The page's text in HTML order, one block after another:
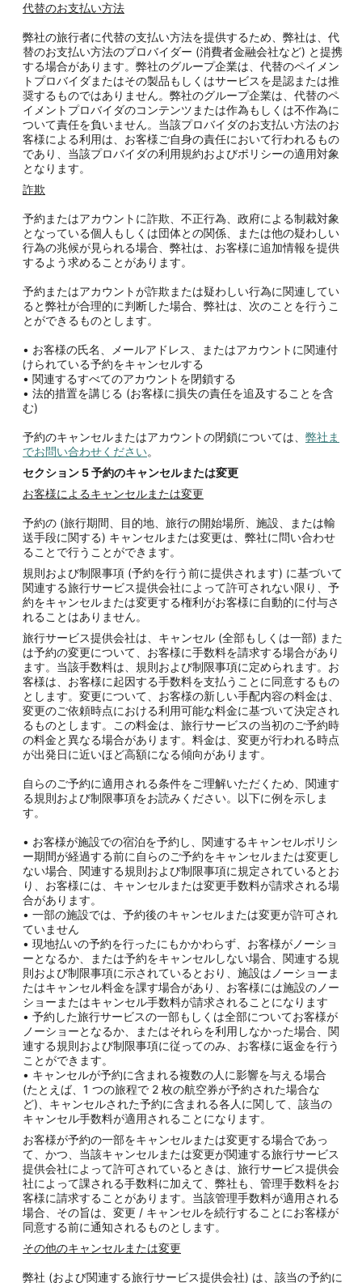
代替のお支払い方法
弊社の旅行者に代替の支払い方法を提供するため、弊社は、代
替のお支払い方法のプロバイダー (消費者金融会社など) と提携
する場合があります。弊社のグループ企業は、代替のペイメン
トプロバイダまたはその製品もしくはサービスを是認または推
奨するものではありません。弊社のグループ企業は、代替のペ
イメントプロバイダのコンテンツまたは作為もしくは不作為に
ついて責任を負いません。当該プロバイダのお支払い方法のお
客様による利用は、お客様ご自身の責任において行われるもの
であり、当該プロバイダの利用規約およびポリシーの適用対象
となります。
詐欺
予約またはアカウントに詐欺、不正行為、政府による制裁対象
となっている個人もしくは団体との関係、または他の疑わしい
行為の兆候が見られる場合、弊社は、お客様に追加情報を提供
するよう求めることがあります。
予約またはアカウントが詐欺または疑わしい行為に関連してい
ると弊社が合理的に判断した場合、弊社は、次のことを行うこ
とができるものとします。
• お客様の氏名、メールアドレス、またはアカウントに関連付
けられている予約をキャンセルする
• 関連するすべてのアカウントを閉鎖する
• 法的措置を講じる (お客様に損失の責任を追及することを含
む)
予約のキャンセルまたはアカウントの閉鎖については、 弊社ま
でお問い合わせください。
セクション 5予約のキャンセルまたは変更
お客様によるキャンセルまたは変更
予約の (旅行期間、目的地、旅行の開始場所、施設、または輸
送手段に関する) キャンセルまたは変更は、弊社に問い合わせ
ることで行うことができます。
規則および制限事項 (予約を行う前に提供されます) に基づいて
関連する旅行サービス提供会社によって許可されない限り、予
約をキャンセルまたは変更する権利がお客様に自動的に付与さ
れることはありません。
旅行サービス提供会社は、キャンセル (全部もしくは一部) また
は予約の変更について、お客様に手数料を請求する場合があり
ます。当該手数料は、規則および制限事項に定められます。お
客様は、お客様に起因する手数料を支払うことに同意するもの
とします。変更について、お客様の新しい手配内容の料金は、
変更のご依頼時点における利用可能な料金に基づいて決定され
るものとします。この料金は、旅行サービスの当初のご予約時
の料金と異なる場合があります。料金は、変更が行われる時点
が出発日に近いほど高額になる傾向があります。
自らのご予約に適用される条件をご理解いただくため、関連す
る規則および制限事項をお読みください。以下に例を示しま
す。
• お客様が施設での宿泊を予約し、関連するキャンセルポリシ
ー期間が経過する前に自らのご予約をキャンセルまたは変更し
ない場合、関連する規則および制限事項に規定されているとお
り、お客様には、キャンセルまたは変更手数料が請求される場
合があります。
• 一部の施設では、予約後のキャンセルまたは変更が許可され
ていません
• 現地払いの予約を行ったにもかかわらず、お客様がノーショ
ーとなるか、または予約をキャンセルしない場合、関連する規
則および制限事項に示されているとおり、施設はノーショーま
たはキャンセル料金を課す場合があり、お客様には施設のノー
ショーまたはキャンセル手数料が請求されることになります
• 予約した旅行サービスの一部もしくは全部についてお客様が
ノーショーとなるか、またはそれらを利用しなかった場合、関
連する規則および制限事項に従ってのみ、お客様に返金を行う
ことができます。
• キャンセルが予約に含まれる複数の人に影響を与える場合
(たとえば、1 つの旅程で 2 枚の航空券が予約された場合な
ど)、キャンセルされた予約に含まれる各人に関して、該当の
キャンセル手数料が適用されることになります。
お客様が予約の一部をキャンセルまたは変更する場合であっ
て、かつ、当該キャンセルまたは変更が関連する旅行サービス
提供会社によって許可されているときは、旅行サービス提供会
社によって課される手数料に加えて、弊社も、管理手数料をお
客様に請求することがあります。当該管理手数料が適用される
場合、その旨は、変更 / キャンセルを続行することにお客様が
同意する前に通知されるものとします。
その他のキャンセルまたは変更
弊社 (および関連する旅行サービス提供会社) は、該当の予約に